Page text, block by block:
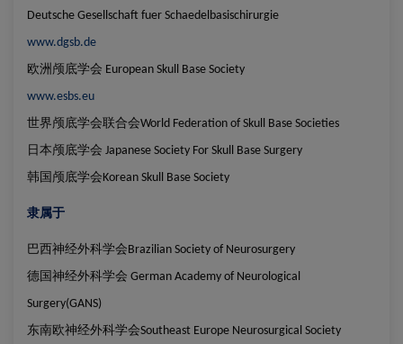
Deutsche Gesellschaft fuer Schaedelbasischirurgie
www.dgsb.de
欧洲颅底学会 European Skull Base Society
www.esbs.eu
世界颅底学会联合会World Federation of Skull Base Societies
日本颅底学会 Japanese Society For Skull Base Surgery
韩国颅底学会Korean Skull Base Society
隶属于
巴西神经外科学会Brazilian Society of Neurosurgery
德国神经外科学会 German Academy of Neurological
Surgery(GANS)
东南欧神经外科学会Southeast Europe Neurosurgical Society